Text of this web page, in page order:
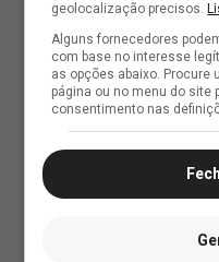
geolocalização precisos.
Alguns fornecedores
com base no interesse
as opções abaixo. Procure
página ou no menu do site
consentimento nas